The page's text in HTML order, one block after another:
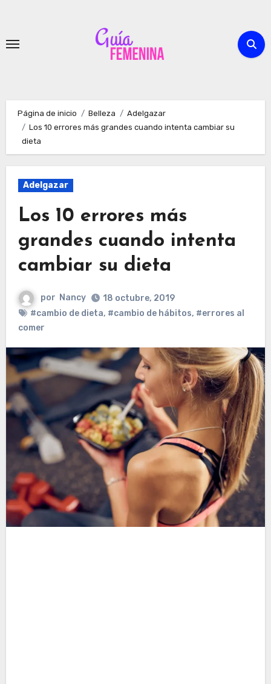
contenido
Página de inicio Belleza
Adelgazar
Los 10 errores más grandes cuando intenta cambiar su
dieta
Adelgazar
Los 10 errores más
grandes cuando intenta
cambiar su dieta
por Nancy
18 octubre, 2019
#cambio de dieta, #cambio de hábitos, #errores al
comer